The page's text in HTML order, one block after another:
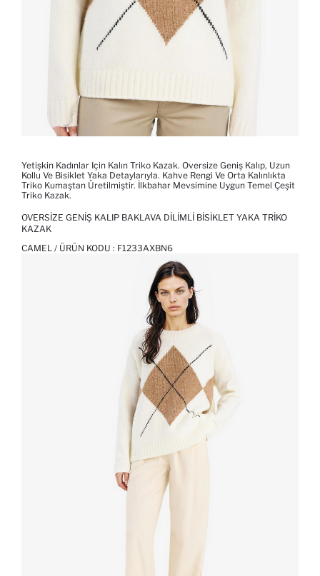
Yetişkin Kadınlar Için Kalın Triko Kazak. Oversize Geniş Kalıp, Uzun
Kollu Ve Bisiklet Yaka Detaylarıyla. Kahve Rengi Ve Orta Kalınlıkta
Triko Kumaştan Üretilmiştir. İlkbahar Mevsimine Uygun Temel Çeşit
Triko Kazak.
OVERSIZE GENIŞ KALIP BAKLAVA DILIMLI BISIKLET YAKA TRIKO
KAZAK
CAMEL / ÜRÜN KODU : F1233AXBN6